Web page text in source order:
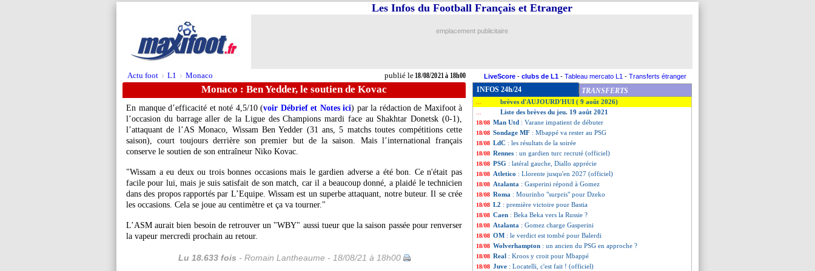
Actu foot > L1 > Monaco publié le18/08/2021 à 18h00
Les Infos du Football Français et Etranger
emplacement publicitaire
LiveScore - clubs de L1 - Tableau mercato L1 - Transferts étranger
Monaco : Ben Yedder, le soutien de Kovac
En manque d’efficacité et noté 4,5/10 (voir Débrief et Notes ici) par la rédaction de Maxifoot à
l’occasion du barrage aller de la Ligue des Champions mardi face au Shakhtar Donetsk (0-1),
l’attaquant de l’AS Monaco, Wissam Ben Yedder (31 ans, 5 matchs toutes compétitions cette
saison), court toujours derrière son premier but de la saison. Mais l’international français
conserve le soutien de son entraîneur Niko Kovac.
"Wissam a eu deux ou trois bonnes occasions mais le gardien adverse a été bon. Ce n'était pas
facile pour lui, mais je suis satisfait de son match, car il a beaucoup donné, a plaidé le technicien
dans des propos rapportés par L’Equipe. Wissam est un superbe attaquant, notre buteur. Il se crée
les occasions. Cela se joue au centimètre et ça va tourner."
L’ASM aurait bien besoin de retrouver un "WBY" aussi tueur que la saison passée pour renverser
la vapeur mercredi prochain au retour.
Lu 18.633 fois - Romain Lantheaume - 18/08/21 à 18h00
INFOS 24h/24 TRANSFERTS
brèves d'AUJOURD'HUI ( 9 août 2026)
Liste des brèves du jeu. 19 août 2021
18/08 Man Utd : Varane impatient de débuter
18/08 Sondage MF : Mbappé va rester au PSG
18/08 LdC : les résultats de la soirée
18/08 Rennes : un gardien turc recruté (officiel)
18/08 PSG : latéral gauche, Diallo apprécie
18/08 Atletico : Llorente jusqu'en 2027 (officiel)
18/08 Atalanta : Gasperini répond à Gomez
18/08 Roma : Mourinho "surpris" pour Dzeko
18/08 L2 : première victoire pour Bastia
18/08 Caen : Beka Beka vers la Russie ?
18/08 Atalanta : Gomez charge Gasperini
18/08 OM : le verdict est tombé pour Balerdi
18/08 Wolverhampton : un ancien du PSG en approche ?
18/08 Real : Kroos y croit pour Mbappé
18/08 Juve : Locatelli, c'est fait ! (officiel)